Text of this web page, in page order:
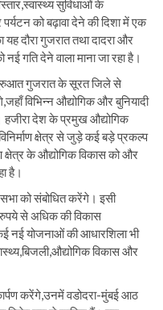
सुविधाओं के
को बढ़ावा देने की दिशा में एक
यह दौरा गुजरात तथा दादरा और
गति देने वाला माना जा रहा है।
शुरुआत गुजरात के सूरत जिले से
विभिन्न औद्योगिक और बुनियादी
हजीरा देश के प्रमुख औद्योगिक
क्षेत्र से जुड़े कई बड़े प्रकल्प
क्षेत्र के औद्योगिक विकास को और
है।
को संबोधित करेंगे। इसी
से अधिक की विकास
नई योजनाओं की आधारशिला भी
विकास और
करेंगे,उनमें वडोदरा-मुंबई आठ